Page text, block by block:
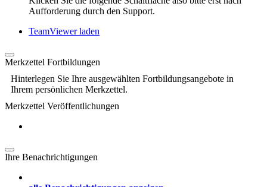
Aufforderung durch den Support.
TeamViewer laden
Merkzettel Fortbildungen
Hinterlegen Sie Ihre ausgewählten Fortbildungsangebote in
Ihrem persönlichen Merkzettel.
Merkzettel Veröffentlichungen
Ihre Benachrichtigungen